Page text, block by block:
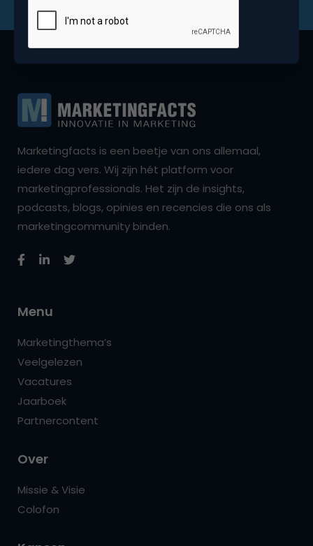
Marketingfacts is een beetje van ons allemaal,
iedere dag vers. Wij zijn hét platform voor
marketingprofessionals. Het zijn de insights,
podcasts, blogs, opinies en recencies die ons als
marketingcommunity binden.
Menu
Marketingthema’s
Veelgelezen
Vacatures
Jaarboek
Partnercontent
Over
Missie & Visie
Colofon